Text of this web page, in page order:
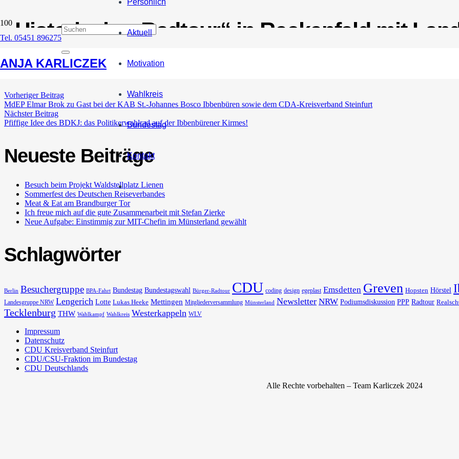
Tel. 05451 896275
ANJA KARLICZEK
Aktuell
Motivation
Wahlkreis
Bundestag
Kontakt
„Historischer Radtour“ in Reckenfeld mit
Vorheriger Beitrag
MdEP Elmar Brok zu Gast bei der KAB St.-Johannes Bosco Ibbenbüren sowie dem CDA-Kreisverband Steinfurt
Nächster Beitrag
Pfiffige Idee des BDKJ: das Politikerwahlrad auf der Ibbenbürener Kirmes!
Neueste Beiträge
Besuch beim Projekt Waldstellplatz Lienen
Sommerfest des Deutschen Reiseverbandes
Meat & Eat am Brandburger Tor
Ich freue mich auf die gute Zusammenarbeit mit Stefan Zierke
Neue Aufgabe: Einstimmig zur MIT-Chefin im Münsterland gewählt
Schlagwörter
Berlin Besuchergruppe BPA-Fahrt Bundestag Bundestagswahl Bürger-Radtour CDU coding design egeplast Emsdetten Greven Hopsten Hörstel
Landesgruppe NRW Lengerich Lotte Lukas Heeke Mettingen Mitgliederversammlung Münsterland Newsletter NRW Podiumsdiskussion PPP Radtour
Tecklenburg THW Wahlkampf Wahlkreis Westerkappeln WLV
Impressum
Datenschutz
CDU Kreisverband Steinfurt
CDU/CSU-Fraktion im Bundestag
CDU Deutschlands
Alle Rechte vorbehalten – Team Karliczek 2024